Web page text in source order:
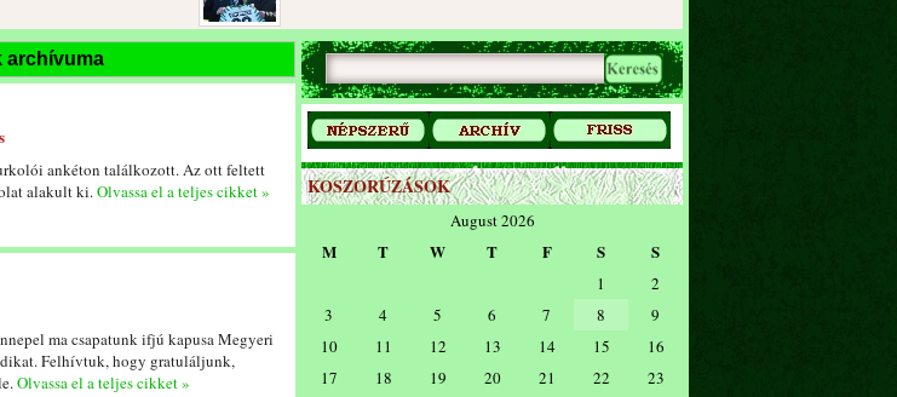
közgyűlés és a 2025.
összejövetel
Dálnoki József 90 éves
archívuma
ankéton találkozott. Az ott feltett
alakult ki.Olvassa el a teljes cikket »
ma csapatunk ifjú kapusa Megyeri
Felhívtuk, hogy gratuláljunk,
Olvassa el a teljes cikket »
KOSZORÚZÁSOK
August 2026
M T W T F S S
1
2
3
4 5 6 7 8
9
10
11 12 13 14 15
16
17
18 19 20 21 22
23